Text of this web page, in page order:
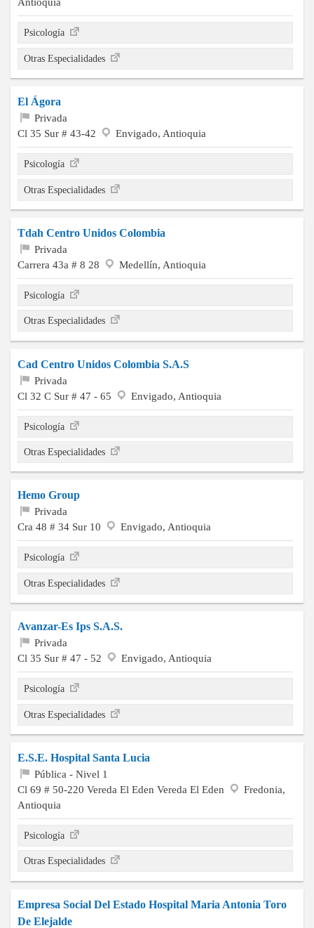
Psicología
Otras Especialidades
El Ágora
Privada
Cl 35 Sur # 43-42
Envigado, Antioquia
Psicología
Otras Especialidades
Tdah Centro Unidos Colombia
Privada
Carrera 43a # 8 28
Medellín, Antioquia
Psicología
Otras Especialidades
Cad Centro Unidos Colombia S.A.S
Privada
Cl 32 C Sur # 47 - 65
Envigado, Antioquia
Psicología
Otras Especialidades
Hemo Group
Privada
Cra 48 # 34 Sur 10
Envigado, Antioquia
Psicología
Otras Especialidades
Avanzar-Es Ips S.A.S.
Privada
Cl 35 Sur # 47 - 52
Envigado, Antioquia
Psicología
Otras Especialidades
E.S.E. Hospital Santa Lucia
Pública - Nivel 1
Cl 69 # 50-220 Vereda El Eden Vereda El Eden
Fredonia,
Antioquia
Psicología
Otras Especialidades
Empresa Social Del Estado Hospital Maria Antonia Toro
De Elejalde